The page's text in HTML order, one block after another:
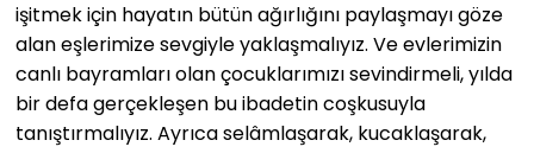
işitmek için hayatın bütün ağırlığını paylaşmayı göze
alan eşlerimize sevgiyle yaklaşmalıyız. Ve evlerimizin
canlı bayramları olan çocuklarımızı sevindirmeli, yılda
bir defa gerçekleşen bu ibadetin coşkusuyla
tanıştırmalıyız. Ayrıca selâmlaşarak, kucaklaşarak,